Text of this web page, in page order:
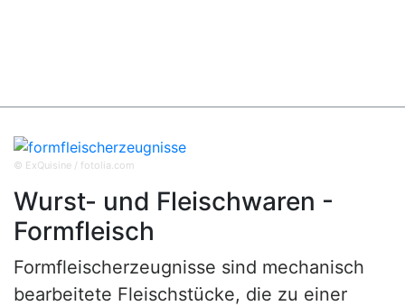
© ExQuisine / fotolia.com
Wurst- und Fleischwaren -
Formfleisch
Formfleischerzeugnisse sind mechanisch
bearbeitete Fleischstücke, die zu einer